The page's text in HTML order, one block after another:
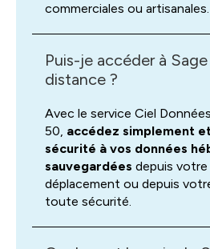
commerciales ou artisanales.
Puis-je accéder à
distance ?
Avec le service Ciel
50, accédez simplement
sécurité à vos données
sauvegardées depuis votre
déplacement ou depuis
toute sécurité.